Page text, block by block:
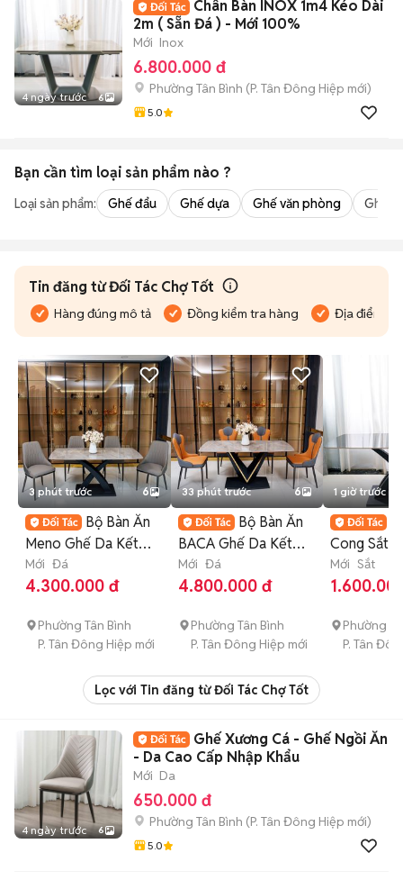
4 ngày trước 6
Chân Bàn INOX 1m4 Kéo Dài
2m ( Sẵn Đá ) - Mới 100%
Mới Inox
6.800.000 đ
Phường Tân Bình (P. Tân Đông Hiệp mới)
5.0
Bạn cần tìm loại sản phẩm nào ?
Loại sản phẩm: Ghế đẩu Ghế dựa Ghế văn phòng Ghế
Tin đăng từ Đối Tác Chợ Tốt
Hàng đúng mô tả Đồng kiểm tra hàng Địa điểm
3 phút trước 6
Bộ Bàn Ăn
Meno Ghế Da Kết
Hợp Đá Ceramic
Nhập Khẩu
Mới Đá
4.300.000 đ
Phường Tân Bình
P. Tân Đông Hiệp mới
33 phút trước 6
Bộ Bàn Ăn
BACA Ghế Da Kết
Hợp Đá Ceramic
Nhập Khẩu
Mới Đá
4.800.000 đ
Phường Tân Bình
P. Tân Đông Hiệp mới
1 giờ trước
Cong Sắt
Điện - Mới
Mới Sắt
Phường
P. Tân
Lọc với Tin đăng từ Đối Tác Chợ Tốt
4 ngày trước 6
Ghế Xương Cá - Ghế Ngồi Ăn
- Da Cao Cấp Nhập Khẩu
Mới Da
650.000 đ
Phường Tân Bình (P. Tân Đông Hiệp mới)
5.0